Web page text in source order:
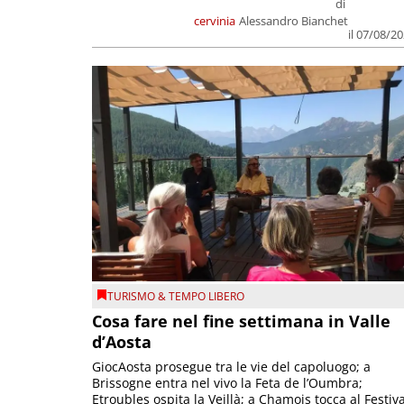
cervinia
di
Alessandro Bianchet
il 07/08/
TURISMO & TEMPO LIBERO
Cosa fare nel fine settimana in Valle
d’Aosta
GiocAosta prosegue tra le vie del capoluogo; a
Brissogne entra nel vivo la Feta de l’Oumbra;
Etroubles ospita la Veillà; a Chamois tocca al